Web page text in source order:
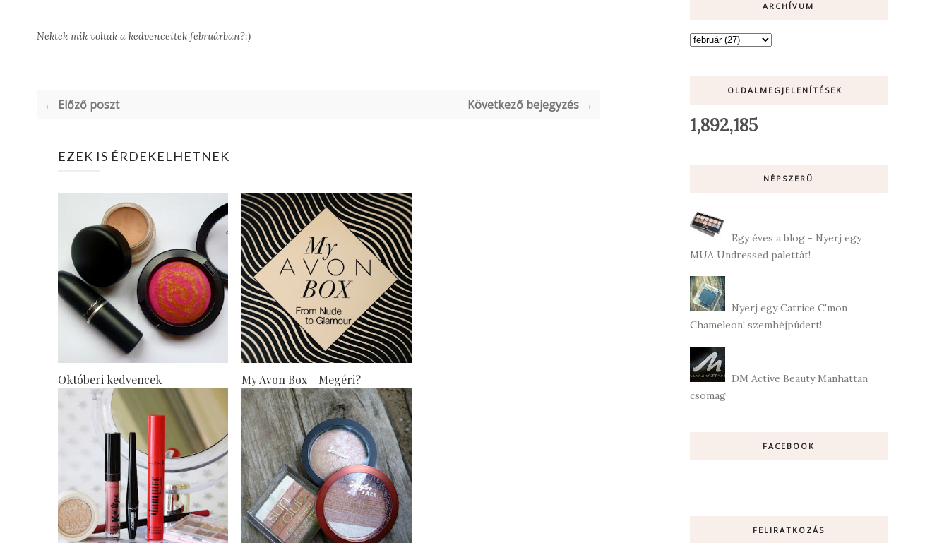
Nektek mik voltak a kedvenceitek februárban?:)
← Előző poszt Következő bejegyzés →
EZEK IS ÉRDEKELHETNEK
Októberi kedvencek My Avon Box - Megéri?
ARCHÍVUM
OLDALMEGJELENÍTÉSEK
1,892,185
NÉPSZERŰ
Egy éves a blog - Nyerj egy
MUA Undressed palettát!
Nyerj egy Catrice C'mon
Chameleon! szemhéjpúdert!
DM Active Beauty Manhattan
csomag
FACEBOOK
FELIRATKOZÁS